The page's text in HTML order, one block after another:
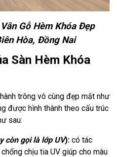
Gỗ Hèm Khóa Đẹp
Hòa, Đồng Nai
Sàn Hèm Khóa
trông vô cùng đẹp mắt như
được hình thành theo cấu trúc
sau:
còn gọi là lớp UV): có tác
chịu tia UV giúp cho màu